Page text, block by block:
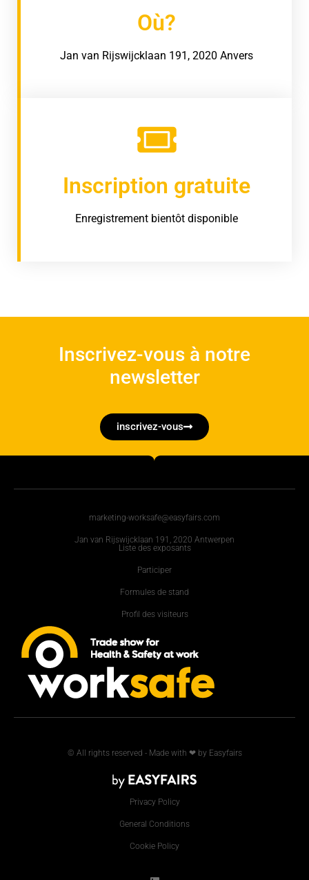
Où?
Jan van Rijswijcklaan 191, 2020 Anvers
Inscription gratuite
Enregistrement bientôt disponible
Inscrivez-vous à notre
newsletter
inscrivez-vous
marketing-worksafe@easyfairs.com
Jan van Rijswijcklaan 191, 2020 Antwerpen
Liste des exposants
Participer
Formules de stand
Profil des visiteurs
© All rights reserved - Made with ❤ by Easyfairs
Privacy Policy
General Conditions
Cookie Policy